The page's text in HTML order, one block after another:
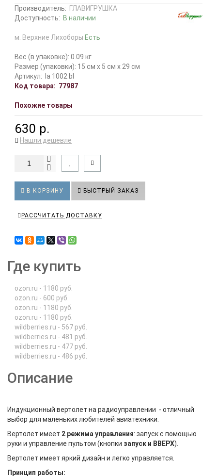
Производитель: ГЛАВИГРУШКА
Доступность: В наличии
м. Верхние Лихоборы Есть
Вес (в упаковке): 0.09 кг
Размер (упаковки): 15 см x 5 см x 29 см
Артикул:
la 1002 bl
Код товара: 77987
Похожие товары
630 р.
Нашли дешевле
В КОРЗИНУ БЫСТРЫЙ ЗАКАЗ
РАССЧИТАТЬ ДОСТАВКУ
Где купить
ozon.ru - 1180 руб.
ozon.ru - 600 руб.
ozon.ru - 1180 руб.
ozon.ru - 1180 руб.
wildberries.ru - 567 руб.
wildberries.ru - 481 руб.
wildberries.ru - 477 руб.
wildberries.ru - 486 руб.
Описание
Индукционный вертолет на радиоуправлении - отличный
выбор для маленьких любителей авиатехники.
Вертолет имеет 2 режима управления: запуск с помощью
руки и управление пультом (кнопки запуск и ВВЕРХ).
Вертолет имеет яркий дизайн и легко управляется.
Принцип работы: